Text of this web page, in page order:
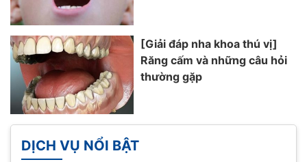
[Giải đáp nha khoa thú vị]
Răng cấm và những câu hỏi
thường gặp
DỊCH VỤ NỔI BẬT